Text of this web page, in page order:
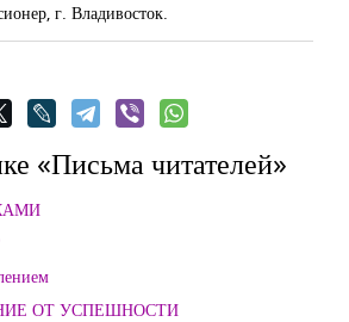
г. Владивосток.
«Письма читателей»
ОТ УСПЕШНОСТИ